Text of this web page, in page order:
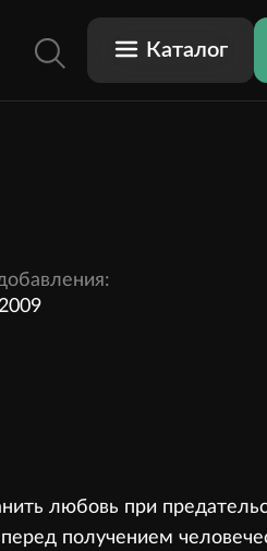
Каталог
любовь при
получением